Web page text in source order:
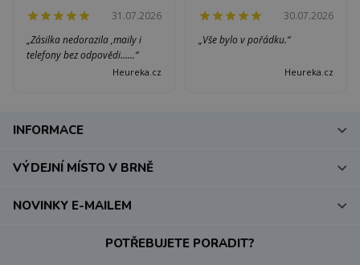
31.07.2026
„Zásilka nedorazila ,maily i
telefony bez odpovědi......“
Heureka.cz
30.07.2026
„Vše bylo v pořádku.“
Heureka.cz
INFORMACE
VÝDEJNÍ MÍSTO V BRNĚ
POTŘEBUJETE PORADIT?
NOVINKY E-MAILEM